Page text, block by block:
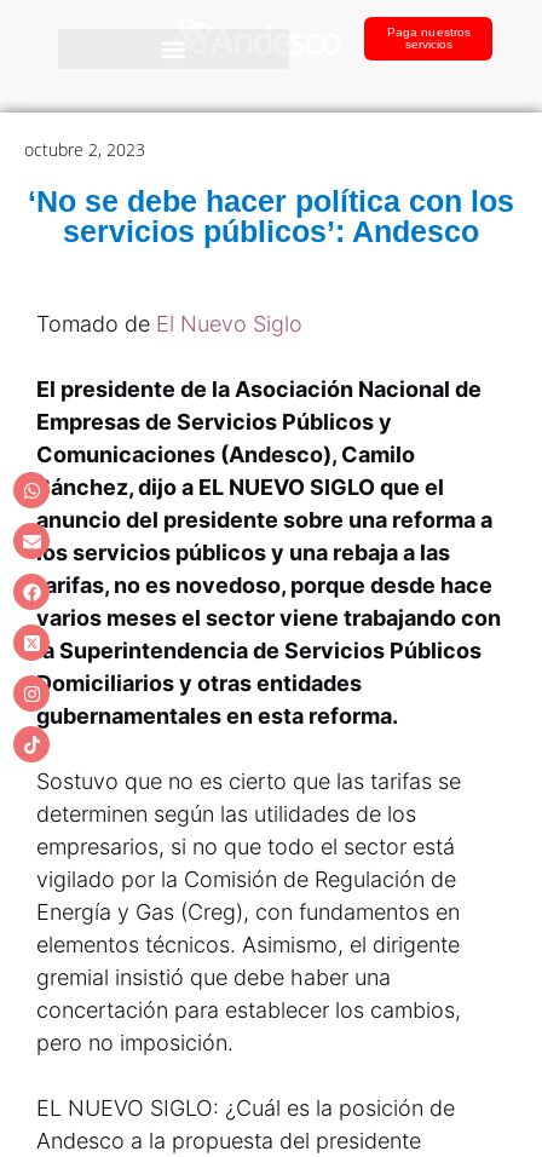
Paga nuestros
servicios
octubre 2, 2023
‘No se debe hacer política con los
servicios públicos’: Andesco
Tomado de El Nuevo Siglo
El presidente de la Asociación Nacional de
Empresas de Servicios Públicos y
Comunicaciones (Andesco), Camilo
Sánchez, dijo a EL NUEVO SIGLO que el
anuncio del presidente sobre una reforma a
los servicios públicos y una rebaja a las
tarifas, no es novedoso, porque desde hace
varios meses el sector viene trabajando con
la Superintendencia de Servicios Públicos
Domiciliarios y otras entidades
gubernamentales en esta reforma.
Sostuvo que no es cierto que las tarifas se
determinen según las utilidades de los
empresarios, si no que todo el sector está
vigilado por la Comisión de Regulación de
Energía y Gas (Creg), con fundamentos en
elementos técnicos. Asimismo, el dirigente
gremial insistió que debe haber una
concertación para establecer los cambios,
pero no imposición.
EL NUEVO SIGLO: ¿Cuál es la posición de
Andesco a la propuesta del presidente